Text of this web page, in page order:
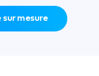
mesure